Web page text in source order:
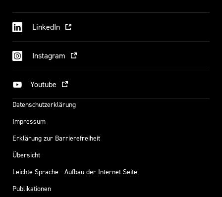
LinkedIn
Instagram
Youtube
Datenschutzerklärung
Impressum
Erklärung zur Barrierefreiheit
Übersicht
Leichte Sprache - Aufbau der Internet-Seite
Publikationen